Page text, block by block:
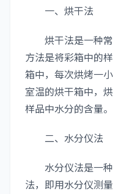
一、烘干法
烘干法是一种常
方法是将彩箱中的
箱中，每次烘烤一
室温的烘干箱中，
样品中水分的含量。
二、水分仪法
水分仪法是一种
法，即用水分仪测